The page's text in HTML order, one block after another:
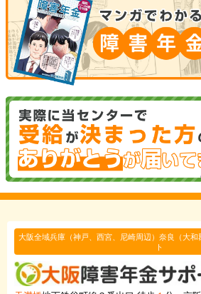
大阪全域兵庫（神戸、西宮、尼崎周辺）奈良（大
ト